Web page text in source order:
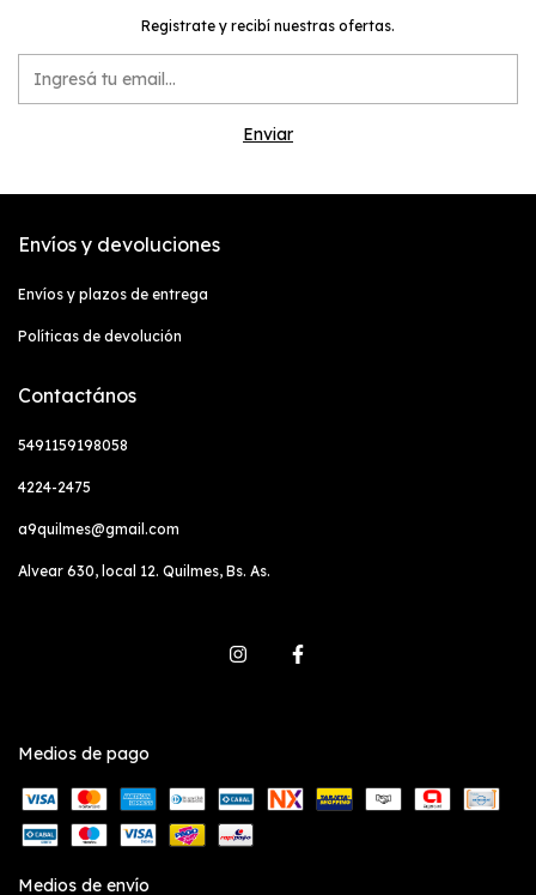
Registrate y recibí nuestras ofertas.
Envíos y devoluciones
Envíos y plazos de entrega
Políticas de devolución
Contactános
5491159198058
4224-2475
a9quilmes@gmail.com
Alvear 630, local 12. Quilmes, Bs. As.
Medios de pago
Medios de envío